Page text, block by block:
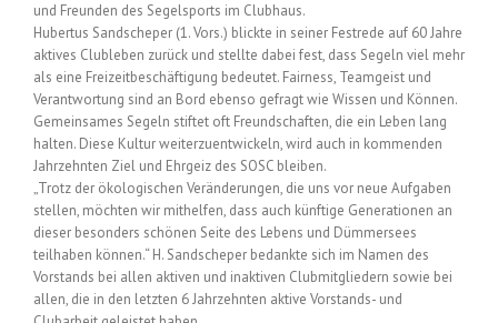
und Freunden des Segelsports im Clubhaus.
Hubertus Sandscheper (1. Vors.) blickte in seiner Festrede auf 60 Jahre
aktives Clubleben zurück und stellte dabei fest, dass Segeln viel mehr
als eine Freizeitbeschäftigung bedeutet. Fairness, Teamgeist und
Verantwortung sind an Bord ebenso gefragt wie Wissen und Können.
Gemeinsames Segeln stiftet oft Freundschaften, die ein Leben lang
halten. Diese Kultur weiterzuentwickeln, wird auch in kommenden
Jahrzehnten Ziel und Ehrgeiz des SOSC bleiben.
„Trotz der ökologischen Veränderungen, die uns vor neue Aufgaben
stellen, möchten wir mithelfen, dass auch künftige Generationen an
dieser besonders schönen Seite des Lebens und Dümmersees
teilhaben können.“ H. Sandscheper bedankte sich im Namen des
Vorstands bei allen aktiven und inaktiven Clubmitgliedern sowie bei
allen, die in den letzten 6 Jahrzehnten aktive Vorstands- und